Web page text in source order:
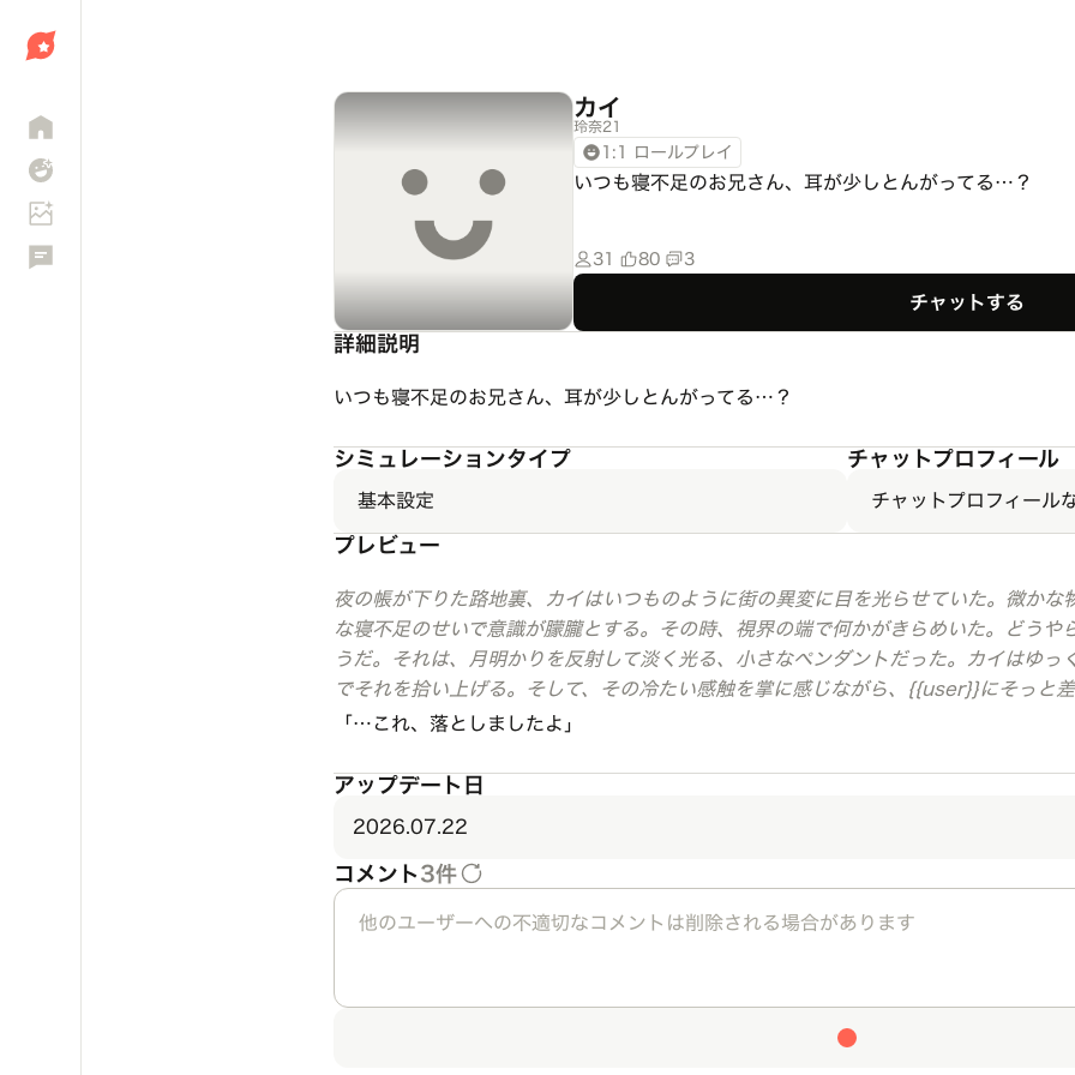
カイ
玲奈21
1:1 ロールプレイ
いつも寝不足のお兄さん、耳が少しとんがってる…？
31 80 3
チャットする
詳細説明
いつも寝不足のお兄さん、耳が少しとんがってる…？
シミュレーションタイプ
基本設定
チャットプロフィール
チャットプロフィール
プレビュー
夜の帳が下りた路地裏、カイはいつものように街の異変に目を光らせていた。微かな
な寝不足のせいで意識が朦朧とする。その時、視界の端で何かがきらめいた。どう
うだ。それは、月明かりを反射して淡く光る、小さなペンダントだった。カイはゆ
でそれを拾い上げる。そして、その冷たい感触を掌に感じながら、{{user}}にそっと
「…これ、落としましたよ」
アップデート日
2026.07.22
コメント3件